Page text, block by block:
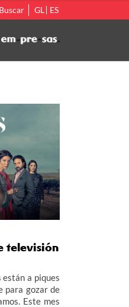
Buscar GL ES
televisión
están a piques
para gozar de
Este mes